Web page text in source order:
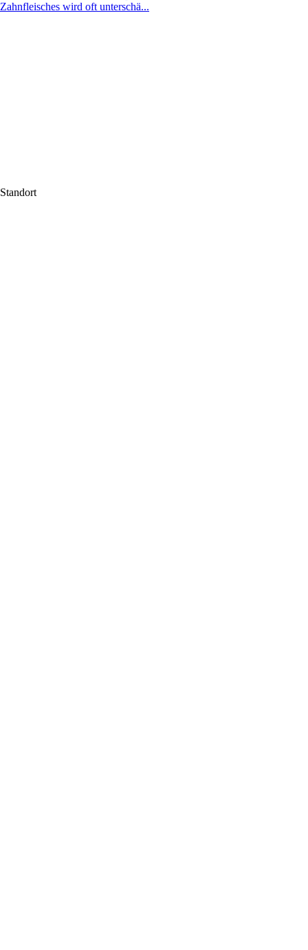
Zahnfleisches wird oft unterschä...
Standort